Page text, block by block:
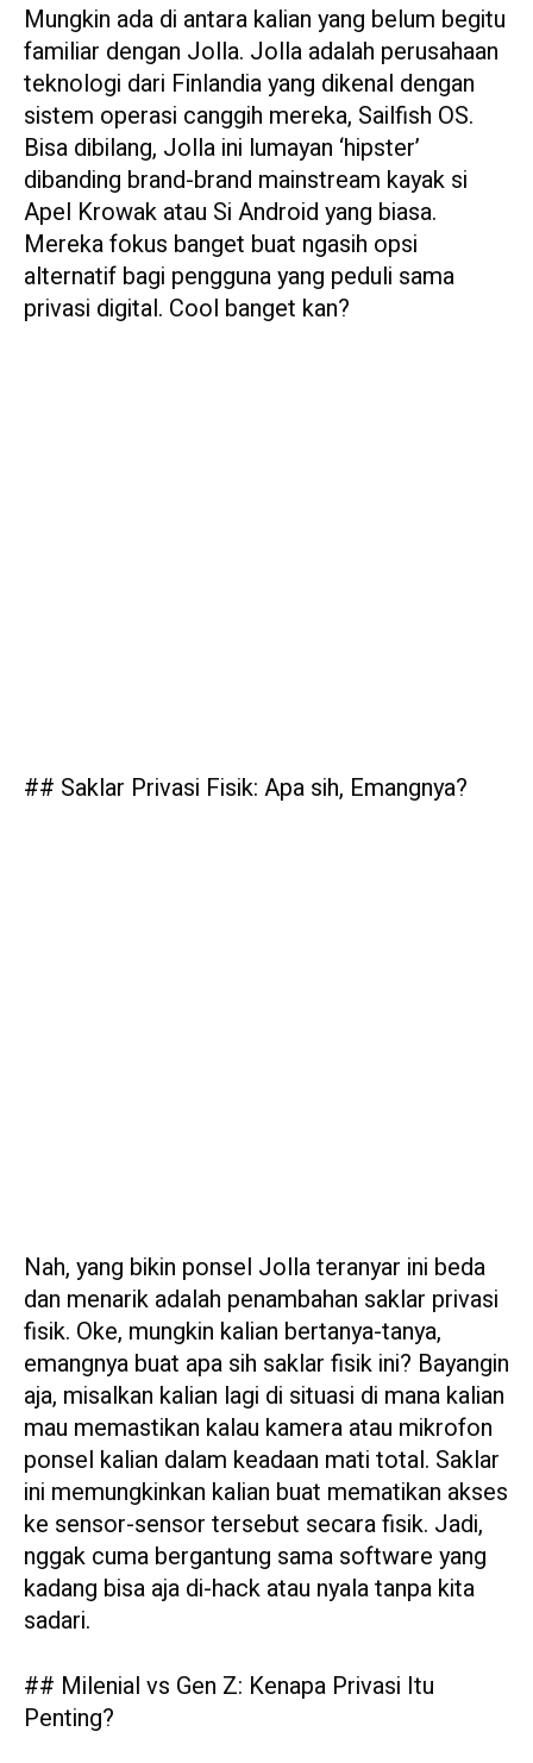
Mungkin ada di antara kalian yang belum begitu
familiar dengan Jolla. Jolla adalah perusahaan
teknologi dari Finlandia yang dikenal dengan
sistem operasi canggih mereka, Sailfish OS.
Bisa dibilang, Jolla ini lumayan ‘hipster’
dibanding brand-brand mainstream kayak si
Apel Krowak atau Si Android yang biasa.
Mereka fokus banget buat ngasih opsi
alternatif bagi pengguna yang peduli sama
privasi digital. Cool banget kan?
## Saklar Privasi Fisik: Apa sih, Emangnya?
Nah, yang bikin ponsel Jolla teranyar ini beda
dan menarik adalah penambahan saklar privasi
fisik. Oke, mungkin kalian bertanya-tanya,
emangnya buat apa sih saklar fisik ini? Bayangin
aja, misalkan kalian lagi di situasi di mana kalian
mau memastikan kalau kamera atau mikrofon
ponsel kalian dalam keadaan mati total. Saklar
ini memungkinkan kalian buat mematikan akses
ke sensor-sensor tersebut secara fisik. Jadi,
nggak cuma bergantung sama software yang
kadang bisa aja di-hack atau nyala tanpa kita
sadari.
## Milenial vs Gen Z: Kenapa Privasi Itu
Penting?